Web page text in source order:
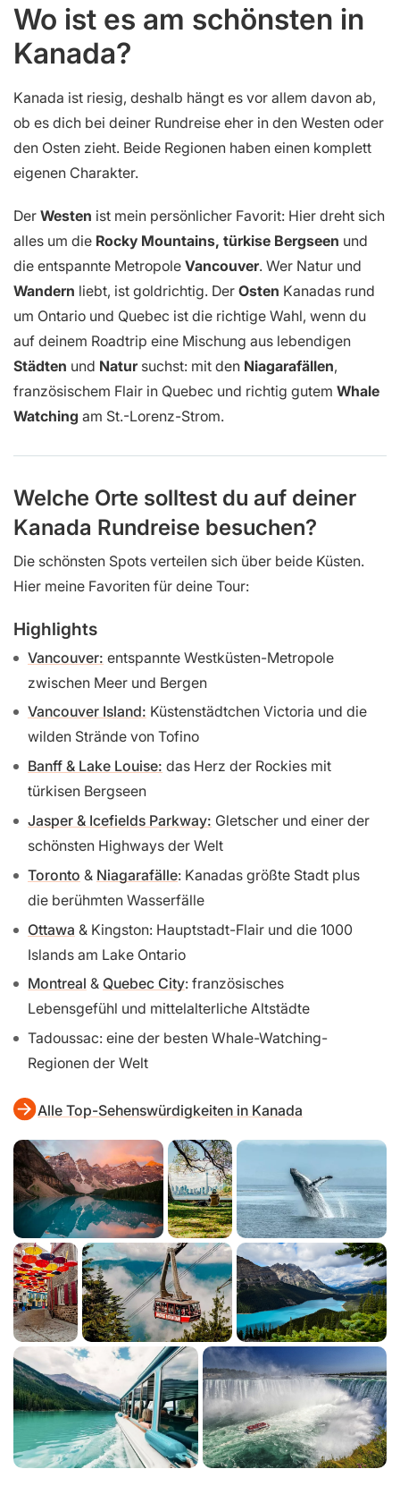
Wo ist es am schönsten in
Kanada?
Kanada ist riesig, deshalb hängt es vor allem davon ab,
ob es dich bei deiner Rundreise eher in den Westen oder
den Osten zieht. Beide Regionen haben einen komplett
eigenen Charakter.
Der Westen ist mein persönlicher Favorit: Hier dreht sich
alles um die Rocky Mountains, türkise Bergseen und
die entspannte Metropole Vancouver. Wer Natur und
Wandern liebt, ist goldrichtig. Der Osten Kanadas rund
um Ontario und Quebec ist die richtige Wahl, wenn du
auf deinem Roadtrip eine Mischung aus lebendigen
Städten und Natursuchst: mit den Niagarafällen,
französischem Flair in Quebec und richtig gutem Whale
Watching am St.-Lorenz-Strom.
Welche Orte solltest du auf deiner
Kanada Rundreise besuchen?
Die schönsten Spots verteilen sich über beide Küsten.
Hier meine Favoriten für deine Tour:
Highlights
Vancouver: entspannte Westküsten-Metropole
zwischen Meer und Bergen
Vancouver Island: Küstenstädtchen Victoria und die
wilden Strände von Tofino
Banff & Lake Louise: das Herz der Rockies mit
türkisen Bergseen
Jasper & Icefields Parkway: Gletscher und einer der
schönsten Highways der Welt
Toronto & Niagarafälle: Kanadas größte Stadt plus
die berühmten Wasserfälle
Ottawa & Kingston: Hauptstadt-Flair und die 1000
Islands am Lake Ontario
Montreal & Quebec City: französisches
Lebensgefühl und mittelalterliche Altstädte
Tadoussac: eine der besten Whale-Watching-
Regionen der Welt
Alle Top-Sehenswürdigkeiten in Kanada